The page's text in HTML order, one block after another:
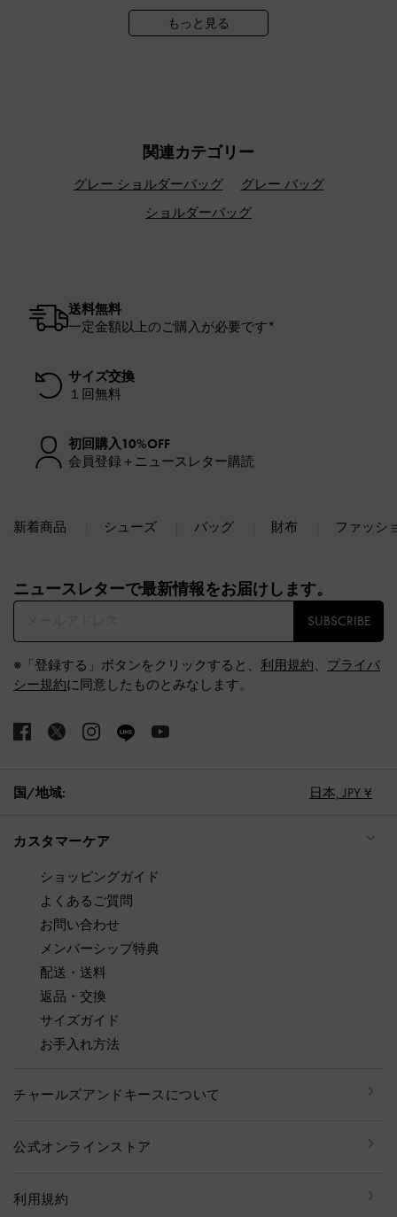
もっと見る
関連カテゴリー
グレー ショルダーバッグ
グレー バッグ
ショルダーバッグ
送料無料
一定金額以上のご購入が必要です*
サイズ交換
１回無料
初回購入10%OFF
会員登録＋ニュースレター購読
新着商品 シューズ バッグ 財布 ファッシ
ニュースレターで最新情報をお届けします。​
SUBSCRIBE
※「登録する」ボタンをクリックすると、 利用規約、 プライバ
シー規約に同意したものとみなします。
国/地域: 日本, JPY ¥
カスタマーケア
ショッピングガイド
よくあるご質問
お問い合わせ
メンバーシップ特典
配送・送料
返品・交換
サイズガイド
お手入れ方法
チャールズアンドキースについて
公式オンラインストア
利用規約